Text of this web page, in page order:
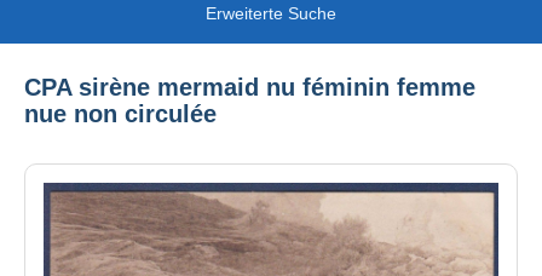
Erweiterte Suche
CPA sirène mermaid nu féminin femme
nue non circulée